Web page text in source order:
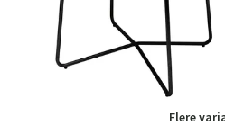
Flere